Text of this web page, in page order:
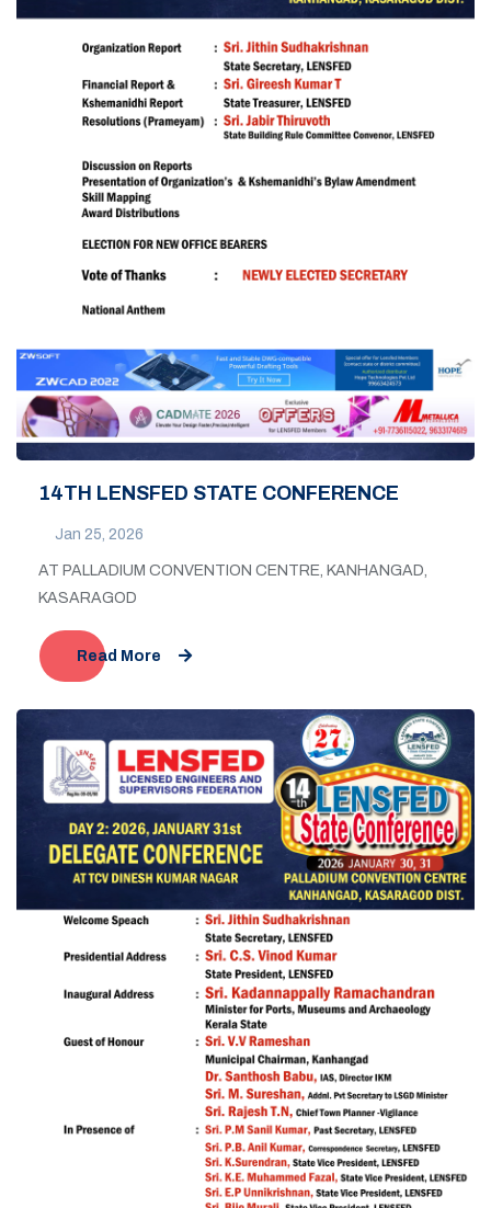
14TH LENSFED STATE CONFERENCE
Jan 25, 2026
AT PALLADIUM CONVENTION CENTRE, KANHANGAD,
KASARAGOD
Read More